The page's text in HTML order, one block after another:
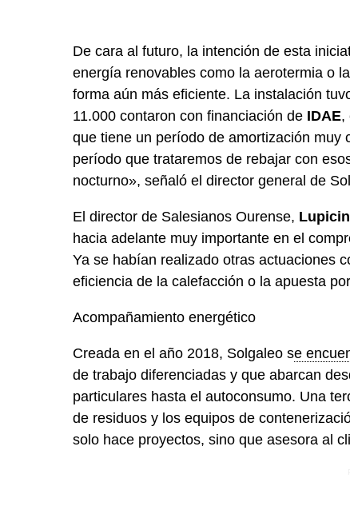
De cara al futuro, la intención de esta
energía renovables como la aerotermia o
forma aún más eficiente. La instalación
11.000 contaron con financiación de IDAE,
que tiene un período de amortización muy
período que trataremos de rebajar con
nocturno», señaló el director general de
El director de Salesianos Ourense,
hacia adelante muy importante en el
Ya se habían realizado otras actuaciones
eficiencia de la calefacción o la apuesta
Acompañamiento energético
Creada en el año 2018, Solgaleo se
de trabajo diferenciadas y que abarcan
particulares hasta el autoconsumo. Una
de residuos y los equipos de
solo hace proyectos, sino que asesora al